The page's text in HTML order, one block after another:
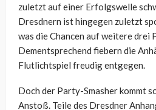
zuletzt auf einer Erfolgswelle
Dresdnern ist hingegen zuletzt
was die Chancen auf weitere drei
Dementsprechend fiebern die
Flutlichtspiel freudig entgegen.
Doch der Party-Smasher kommt
Anstoß. Teile des Dresdner